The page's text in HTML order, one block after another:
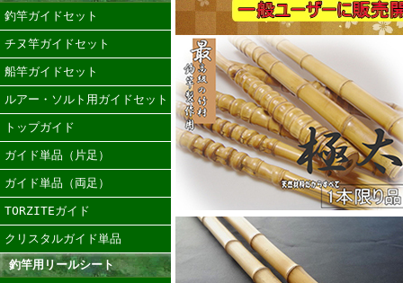
釣竿ガイドセット
チヌ竿ガイドセット
船竿ガイドセット
ルアー・ソルト用ガイドセット
トップガイド
ガイド単品（片足）
ガイド単品（両足）
TORZITEガイド
クリスタルガイド単品
釣竿用リールシート